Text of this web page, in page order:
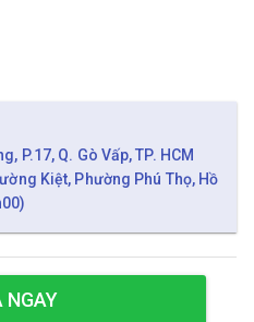
P.17, Q. Gò Vấp, TP. HCM
Kiệt, Phường Phú Thọ, Hồ
NGAY